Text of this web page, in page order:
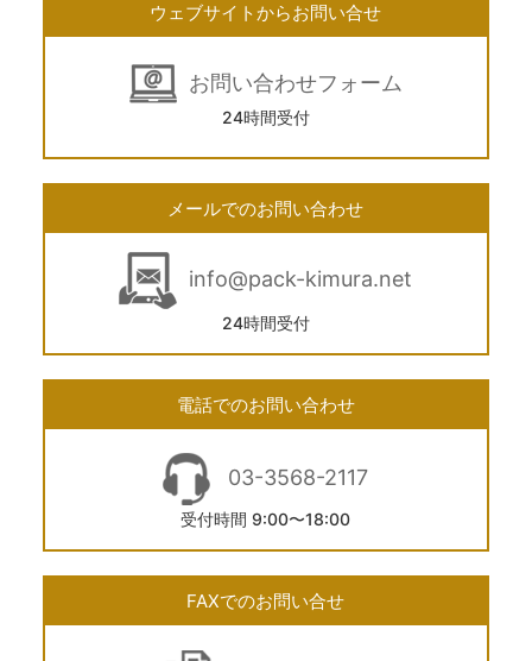
ウェブサイトからお問い合せ
お問い合わせフォーム
24時間受付
メールでのお問い合わせ
info@pack-kimura.net
24時間受付
電話でのお問い合わせ
03-3568-2117
受付時間 9:00〜18:00
FAXでのお問い合せ